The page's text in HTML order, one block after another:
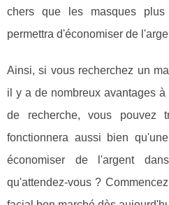
chers que les masques
permettra d'économiser de
Ainsi, si vous recherchez un
il y a de nombreux avantages
de recherche, vous pouvez
fonctionnera aussi bien
économiser de l'argent
qu'attendez-vous ?